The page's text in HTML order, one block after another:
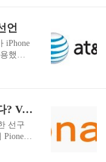
수 있
2009/0
에릭
사직
Levins
언
iPhone
했다.
3G
앞두고
의 Vo
는
를 받
워크
Google은 안되지만 Vonage는 된다? Vonage Mobile App 출시
선구
. Von